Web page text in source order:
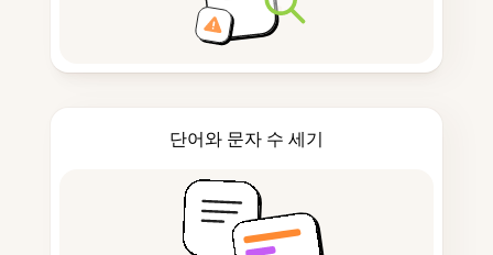
단어와 문자 수 세기